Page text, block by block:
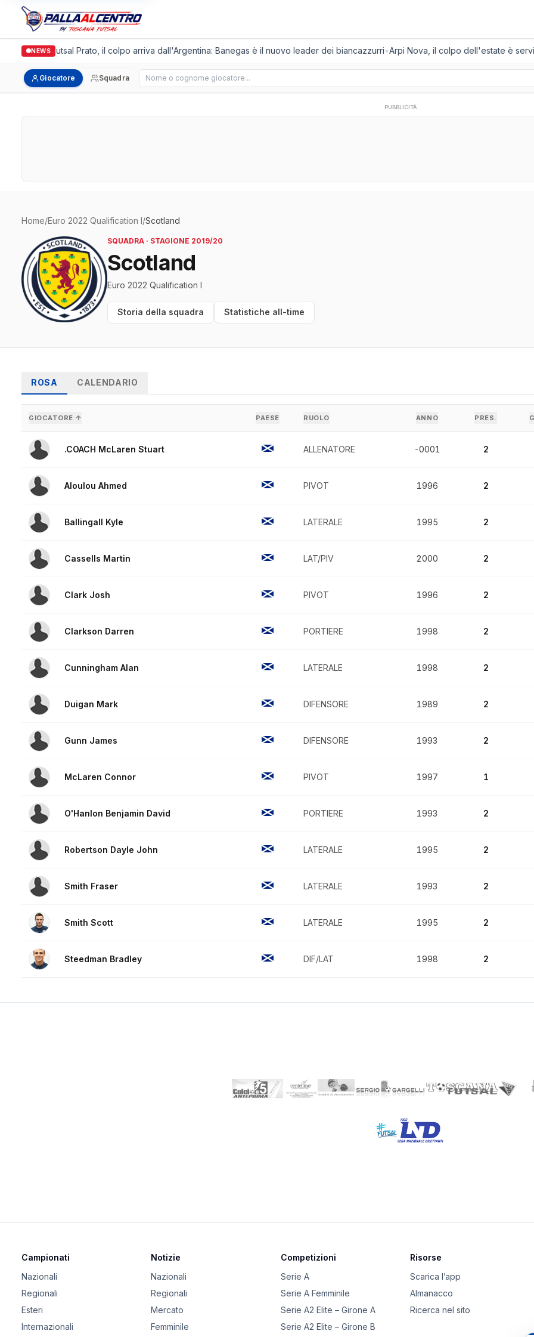
NEWS
Italgronda Futsal Prato, il colpo arriva dall'Argentina: Banegas è il nuovo leader dei biancazzurri•Arpi Nova, il colpo dell'estate è
Giocatore Squadra Cerca giocatore
PUBBLICITÀ
Home/Euro 2022 Qualification I/Scotland
SQUADRA · STAGIONE 2019/20
Scotland
Euro 2022 Qualification I
Storia della squadra Statistiche all-time
ROSA CALENDARIO
GIOCATORE ↑ PAESE RUOLO ANNO PRES.
.COACH McLaren Stuart ALLENATORE -0001 2
Aloulou Ahmed PIVOT 1996 2
Ballingall Kyle LATERALE 1995 2
Cassells Martin LAT/PIV 2000 2
Clark Josh PIVOT 1996 2
Clarkson Darren PORTIERE 1998 2
Cunningham Alan LATERALE 1998 2
Duigan Mark DIFENSORE 1989 2
Gunn James DIFENSORE 1993 2
McLaren Connor PIVOT 1997 1
O'Hanlon Benjamin David PORTIERE 1993 2
Robertson Dayle John LATERALE 1995 2
Smith Fraser LATERALE 1993 2
Smith Scott LATERALE 1995 2
Steedman Bradley DIF/LAT 1998 2
Campionati
Nazionali
Regionali
Esteri
Internazionali
Notizie
Nazionali
Regionali
Mercato
Femminile
Competizioni
Serie A
Serie A Femminile
Serie A2 Elite – Girone A
Serie A2 Elite – Girone B
Risorse
Scarica l’app
Almanacco
Ricerca nel sito